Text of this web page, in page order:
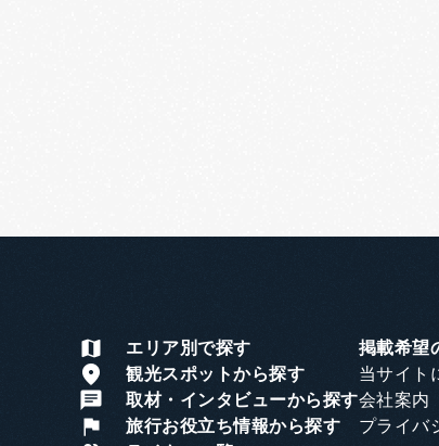
エリア別で探す
観光スポットから探す
取材・インタビューから探す
旅行お役立ち情報から探す
掲載希望
当サイト
会社案内
プライバ